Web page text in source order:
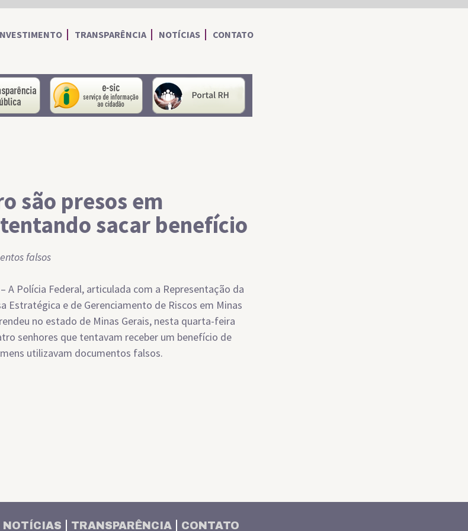
TRANSPARÊNCIA NOTÍCIAS CONTATO
portal da transparência Serviço de Informações ao Cidadão
são presos em
sacar benefício
falsos
A Polícia Federal, articulada com a Representação da
Estratégica e de Gerenciamento de Riscos em Minas
no estado de Minas Gerais, nesta quarta-feira
senhores que tentavam receber um benefício de
utilizavam documentos falsos.
NOTÍCIAS TRANSPARÊNCIA CONTATO